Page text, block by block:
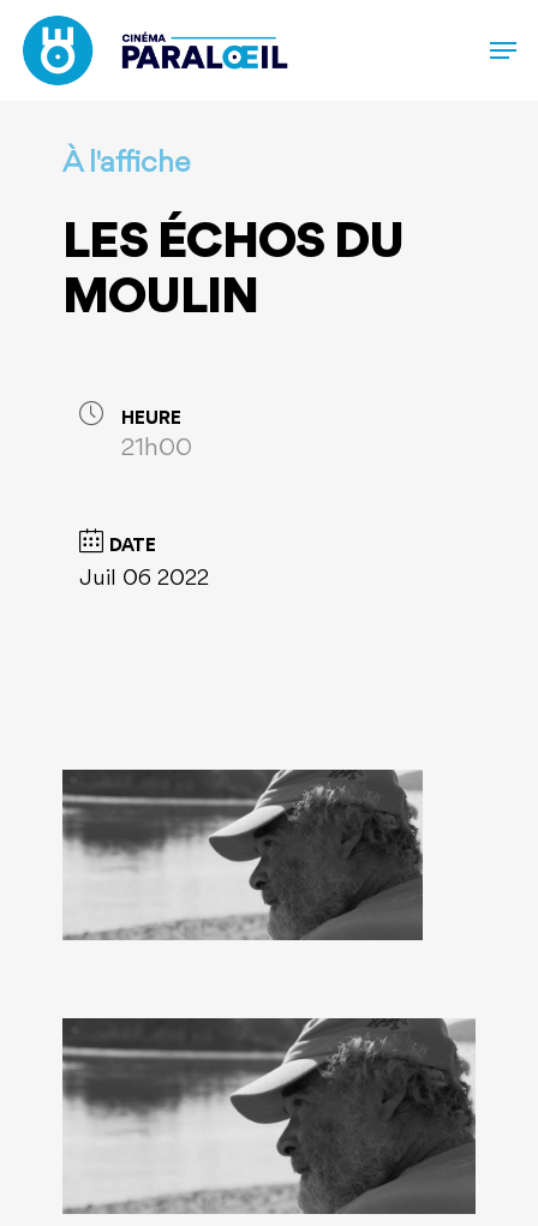
main
À l'affiche
LES ÉCHOS DU
MOULIN
HEURE
21h00
DATE
Juil 06 2022